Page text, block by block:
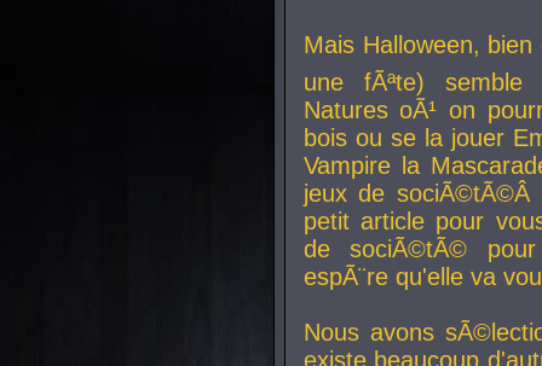
Mais Halloween, bien
une fÃªte) semble
Natures oÃ¹ on
bois ou se la jouer
Vampire la
jeux de
petit article pour
de sociÃ©tÃ©
espÃ¨re qu'elle va
Nous avons
existe beaucoup